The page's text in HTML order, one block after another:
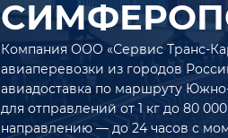
Компания ООО «Сервис Транс-
авиаперевозки из городов
авиадоставка по маршруту
для отправлений от 1 кг до 80
направлению — до 24 часов с